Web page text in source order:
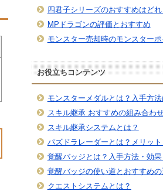
四君子シリーズのおすすめはどれ
MPドラゴンの評価とおすすめ
モンスター売却時のモンスターポ
お役立ちコンテンツ
モンスターメダルとは？入手方法
スキル継承 おすすめの組み合わ
スキル継承システムとは？
パズドラレーダーとは？メリッ
覚醒バッジとは？入手方法・効
覚醒バッジの使い道とおすすめ
クエストシステムとは？